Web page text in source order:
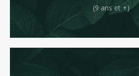
(9 ans et +)